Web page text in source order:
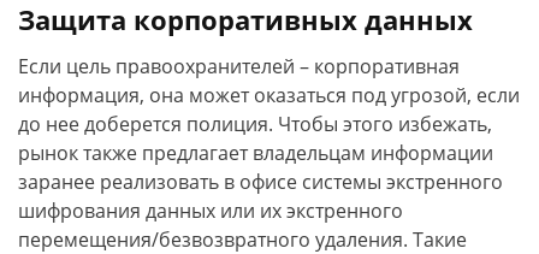
Защита корпоративных данных
Если цель правоохранителей – корпоративная
информация, она может оказаться под угрозой, если
до нее доберется полиция. Чтобы этого избежать,
рынок также предлагает владельцам информации
заранее реализовать в офисе системы экстренного
шифрования данных или их экстренного
перемещения/безвозвратного удаления. Такие